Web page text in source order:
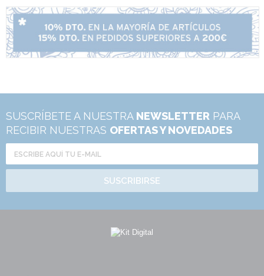
SUSCRÍBETE A NUESTRA NEWSLETTER PARA
RECIBIR NUESTRAS OFERTAS Y NOVEDADES
SUSCRIBIRSE